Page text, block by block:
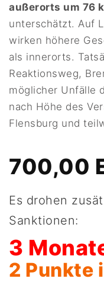
außerorts um 76
unterschätzt. Auf
wirken höhere
als innerorts.
Reaktionsweg,
möglicher Unfälle
nach Höhe des
Flensburg und
700,00
Es drohen
Sanktionen:
3
2 Punkte